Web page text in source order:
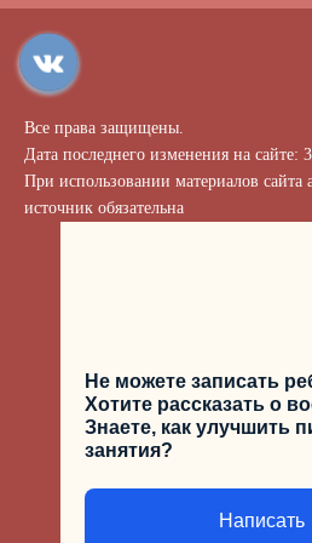
специалистов
потребителей, а в «Азбуке
потребителей, а также
различным вопросам
видеоуроками по защите
palastrova_ag@66.
Все права защищены.
Дата последнего изменения на сайте:
При использовании материалов сайта
источник обязательна
Не можете записать
Хотите рассказать о
Знаете, как улучшить
занятия?
Написать